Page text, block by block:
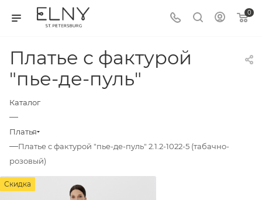
0
Платье с фактурой
"пье-де-пуль"
Каталог
—
Платья
—Платье с фактурой "пье-де-пуль" 2.1.2-1022-5 (табачно-
розовый)
Скидка
Скидка